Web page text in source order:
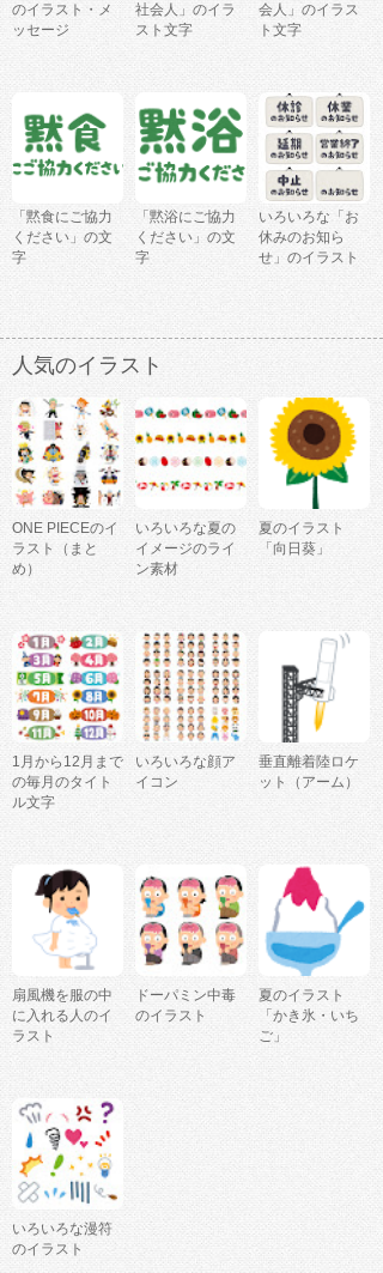
のイラスト・メ
ッセージ
社会人」のイラ
スト文字
会人」のイラス
ト文字
「黙食にご協力
ください」の文
字
「黙浴にご協力
ください」の文
字
いろいろな「お
休みのお知ら
せ」のイラスト
人気のイラスト
ONE PIECEのイ
ラスト（まと
め）
いろいろな夏の
イメージのライ
ン素材
夏のイラスト
「向日葵」
1月から12月まで
の毎月のタイト
ル文字
いろいろな顔ア
イコン
垂直離着陸ロケ
ット（アーム）
扇風機を服の中
に入れる人のイ
ラスト
ドーパミン中毒
のイラスト
夏のイラスト
「かき氷・いち
ご」
いろいろな漫符
のイラスト